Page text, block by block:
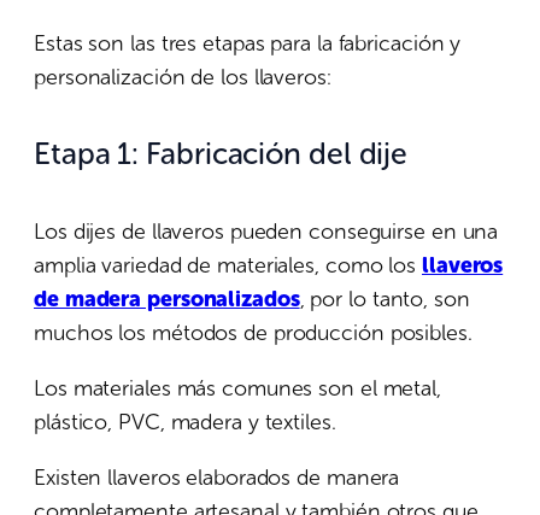
Estas son las tres etapas para la fabricación y
personalización de los llaveros:
Etapa 1: Fabricación del dije
Los dijes de llaveros pueden conseguirse en una
amplia variedad de materiales, como los llaveros
de madera personalizados, por lo tanto, son
muchos los métodos de producción posibles.
Los materiales más comunes son el metal,
plástico, PVC, madera y textiles.
Existen llaveros elaborados de manera